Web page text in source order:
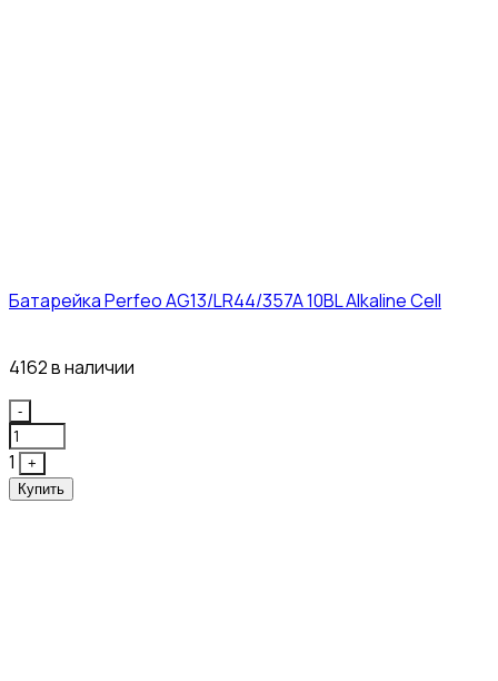
Батарейка Perfeo AG13/LR44/357A 10BL Alkaline Cell
4162 в наличии
Quantity
-
1
+
Купить